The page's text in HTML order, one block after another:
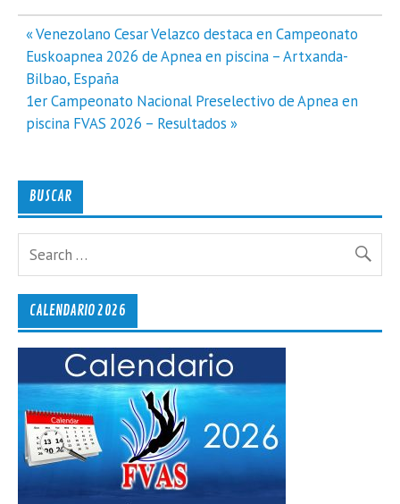
Navegación
de
entradas
« Venezolano Cesar Velazco destaca en Campeonato
Euskoapnea 2026 de Apnea en piscina – Artxanda-
Bilbao, España
1er Campeonato Nacional Preselectivo de Apnea en
piscina FVAS 2026 – Resultados »
BUSCAR
CALENDARIO 2026